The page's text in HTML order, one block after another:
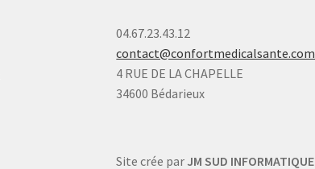
04.67.23.43.12
contact@confortmedicalsante.com
4 RUE DE LA CHAPELLE
34600 Bédarieux
Site crée par JM SUD INFORMATIQUE